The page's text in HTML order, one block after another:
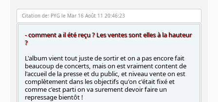
Citation de: PYG le Mar 16 Août 11 20:46:23
- comment a il été reçu ? Les ventes sont elles à la hauteur
?
L'album vient tout juste de sortir et on a pas encore fait
beaucoup de concerts, mais on est vraiment content de
l'accueil de la presse et du public, et niveau vente on est
complètement dans les objectifs qu'on c'était fixé et
comme c'est parti on va surement devoir faire un
repressage bientôt !